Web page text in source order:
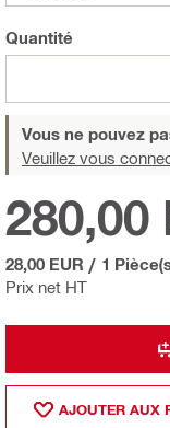
Quantité
Vous ne pouvez
Veuillez vous
Prix net HT
280,00
28,00 EUR / 1
AJOUTER AUX